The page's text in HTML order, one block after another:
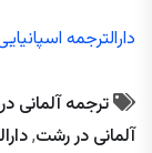
دارالترجمه
ترجمه آلمانی
آلمانی در رشت,